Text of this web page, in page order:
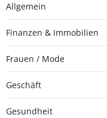
Allgemein
Finanzen & Immobilien
Frauen / Mode
Geschäft
Gesundheit